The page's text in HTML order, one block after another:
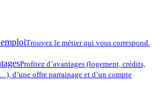
Trouvez le métier qui vous correspond.
Profitez d’avantages (logement, crédits,
d’une offre parrainage et d’un compte